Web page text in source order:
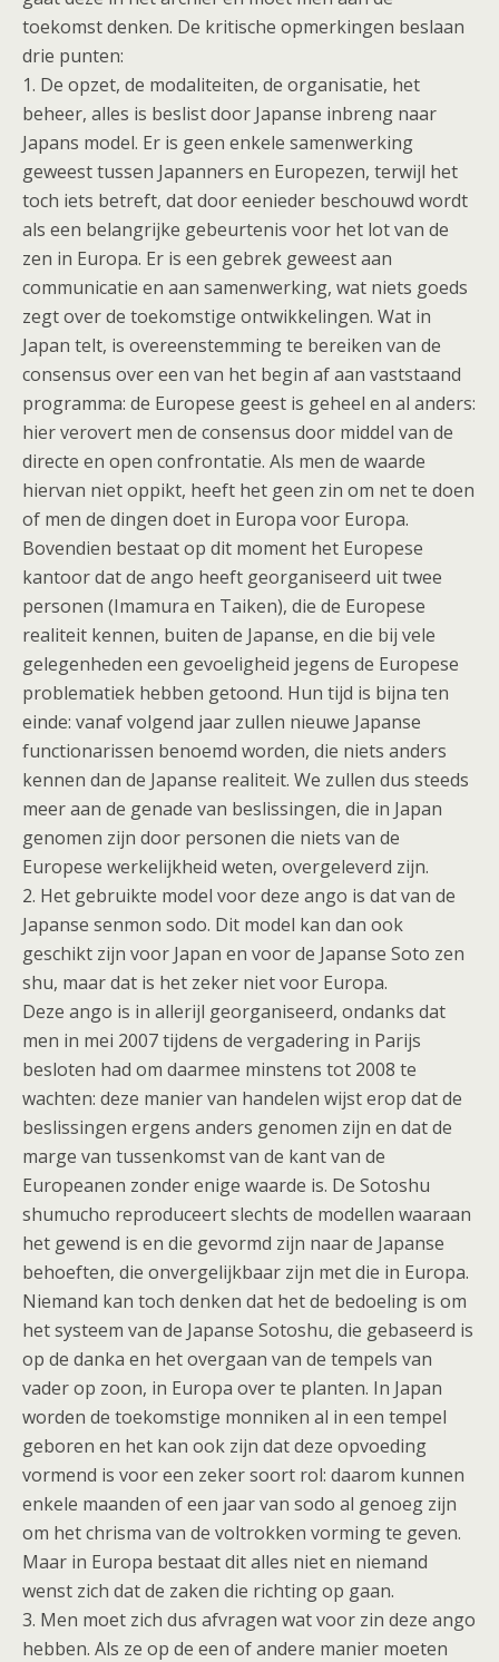
toekomst denken. De kritische opmerkingen beslaan
drie punten:
1. De opzet, de modaliteiten, de organisatie, het
beheer, alles is beslist door Japanse inbreng naar
Japans model. Er is geen enkele samenwerking
geweest tussen Japanners en Europezen, terwijl het
toch iets betreft, dat door eenieder beschouwd wordt
als een belangrijke gebeurtenis voor het lot van de
zen in Europa. Er is een gebrek geweest aan
communicatie en aan samenwerking, wat niets goeds
zegt over de toekomstige ontwikkelingen. Wat in
Japan telt, is overeenstemming te bereiken van de
consensus over een van het begin af aan vaststaand
programma: de Europese geest is geheel en al anders:
hier verovert men de consensus door middel van de
directe en open confrontatie. Als men de waarde
hiervan niet oppikt, heeft het geen zin om net te doen
of men de dingen doet in Europa voor Europa.
Bovendien bestaat op dit moment het Europese
kantoor dat de ango heeft georganiseerd uit twee
personen (Imamura en Taiken), die de Europese
realiteit kennen, buiten de Japanse, en die bij vele
gelegenheden een gevoeligheid jegens de Europese
problematiek hebben getoond. Hun tijd is bijna ten
einde: vanaf volgend jaar zullen nieuwe Japanse
functionarissen benoemd worden, die niets anders
kennen dan de Japanse realiteit. We zullen dus steeds
meer aan de genade van beslissingen, die in Japan
genomen zijn door personen die niets van de
Europese werkelijkheid weten, overgeleverd zijn.
2. Het gebruikte model voor deze ango is dat van de
Japanse senmon sodo. Dit model kan dan ook
geschikt zijn voor Japan en voor de Japanse Soto zen
shu, maar dat is het zeker niet voor Europa.
Deze ango is in allerijl georganiseerd, ondanks dat
men in mei 2007 tijdens de vergadering in Parijs
besloten had om daarmee minstens tot 2008 te
wachten: deze manier van handelen wijst erop dat de
beslissingen ergens anders genomen zijn en dat de
marge van tussenkomst van de kant van de
Europeanen zonder enige waarde is. De Sotoshu
shumucho reproduceert slechts de modellen waaraan
het gewend is en die gevormd zijn naar de Japanse
behoeften, die onvergelijkbaar zijn met die in Europa.
Niemand kan toch denken dat het de bedoeling is om
het systeem van de Japanse Sotoshu, die gebaseerd is
op de danka en het overgaan van de tempels van
vader op zoon, in Europa over te planten. In Japan
worden de toekomstige monniken al in een tempel
geboren en het kan ook zijn dat deze opvoeding
vormend is voor een zeker soort rol: daarom kunnen
enkele maanden of een jaar van sodo al genoeg zijn
om het chrisma van de voltrokken vorming te geven.
Maar in Europa bestaat dit alles niet en niemand
wenst zich dat de zaken die richting op gaan.
3. Men moet zich dus afvragen wat voor zin deze ango
hebben. Als ze op de een of andere manier moeten